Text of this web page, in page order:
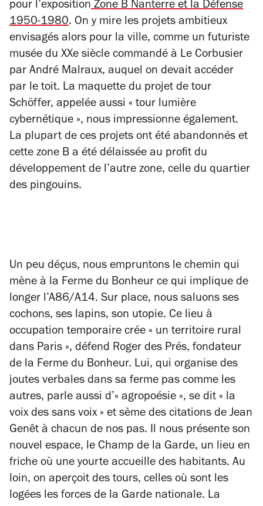
pour l’expositionZone B Nanterre et la Défense
1950-1980. On y mire les projets ambitieux
envisagés alors pour la ville, comme un futuriste
musée du XXe siècle commandé à Le Corbusier
par André Malraux, auquel on devait accéder
par le toit. La maquette du projet de tour
Schöffer, appelée aussi « tour lumière
cybernétique », nous impressionne également.
La plupart de ces projets ont été abandonnés et
cette zone B a été délaissée au profit du
développement de l’autre zone, celle du quartier
des pingouins.
Un peu déçus, nous empruntons le chemin qui
mène à la Ferme du Bonheur ce qui implique de
longer l’A86/A14. Sur place, nous saluons ses
cochons, ses lapins, son utopie. Ce lieu à
occupation temporaire crée « un territoire rural
dans Paris », défend Roger des Prés, fondateur
de la Ferme du Bonheur. Lui, qui organise des
joutes verbales dans sa ferme pas comme les
autres, parle aussi d’« agropoésie », se dit « la
voix des sans voix » et sème des citations de Jean
Genêt à chacun de nos pas. Il nous présente son
nouvel espace, le Champ de la Garde, un lieu en
friche où une yourte accueille des habitants. Au
loin, on aperçoit des tours, celles où sont les
logées les forces de la Garde nationale. La